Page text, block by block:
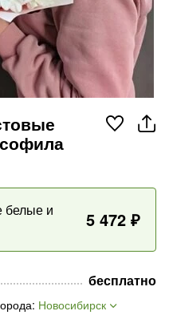
белые и
5 472 ₽
бесплатно
: Новосибирск